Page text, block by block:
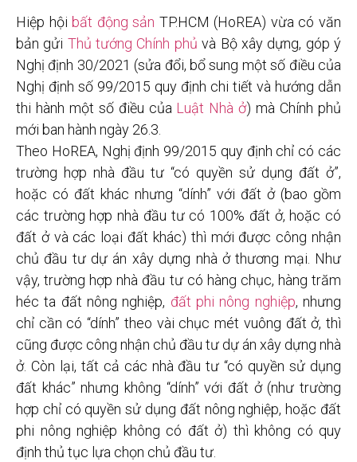
Hiệp hội bất động sản TP.HCM (HoREA) vừa có văn
bản gửi Thủ tướng Chính phủ và Bộ xây dựng, góp ý
Nghị định 30/2021 (sửa đổi, bổ sung một số điều của
Nghị định số 99/2015 quy định chi tiết và hướng dẫn
thi hành một số điều của Luật Nhà ở) mà Chính phủ
mới ban hành ngày 26.3.
Theo HoREA, Nghị định 99/2015 quy định chỉ có các
trường hợp nhà đầu tư “có quyền sử dụng đất ở”,
hoặc có đất khác nhưng “dính” với đất ở (bao gồm
các trường hợp nhà đầu tư có 100% đất ở, hoặc có
đất ở và các loại đất khác) thì mới được công nhận
chủ đầu tư dự án xây dựng nhà ở thương mại. Như
vậy, trường hợp nhà đầu tư có hàng chục, hàng trăm
héc ta đất nông nghiệp, đất phi nông nghiệp, nhưng
chỉ cần có “dính” theo vài chục mét vuông đất ở, thì
cũng được công nhận chủ đầu tư dự án xây dựng nhà
ở. Còn lại, tất cả các nhà đầu tư “có quyền sử dụng
đất khác” nhưng không “dính” với đất ở (như trường
hợp chỉ có quyền sử dụng đất nông nghiệp, hoặc đất
phi nông nghiệp không có đất ở) thì không có quy
định thủ tục lựa chọn chủ đầu tư.